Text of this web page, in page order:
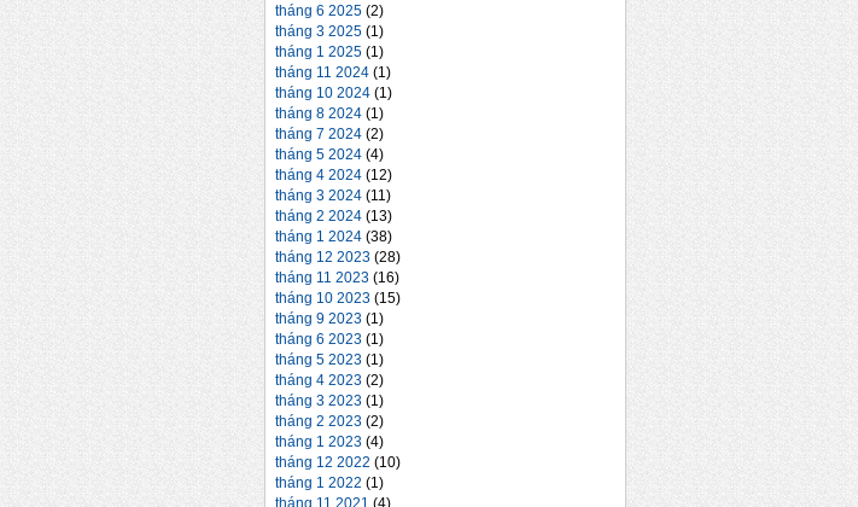
tháng 6 2025 (2)
tháng 3 2025 (1)
tháng 1 2025 (1)
tháng 11 2024 (1)
tháng 10 2024 (1)
tháng 8 2024 (1)
tháng 7 2024 (2)
tháng 5 2024 (4)
tháng 4 2024 (12)
tháng 3 2024 (11)
tháng 2 2024 (13)
tháng 1 2024 (38)
tháng 12 2023 (28)
tháng 11 2023 (16)
tháng 10 2023 (15)
tháng 9 2023 (1)
tháng 6 2023 (1)
tháng 5 2023 (1)
tháng 4 2023 (2)
tháng 3 2023 (1)
tháng 2 2023 (2)
tháng 1 2023 (4)
tháng 12 2022 (10)
tháng 1 2022 (1)
tháng 11 2021 (4)